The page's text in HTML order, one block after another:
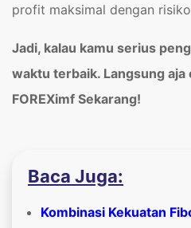
profit maksimal dengan
Jadi, kalau kamu serius
waktu terbaik. Langsung aja
FOREXimf Sekarang!
Baca Juga:
Kombinasi Kekuatan